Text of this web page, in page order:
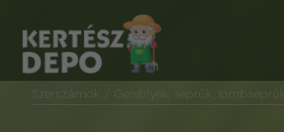
Szerszámok / Gereblyék, seprűk, lombseprűk